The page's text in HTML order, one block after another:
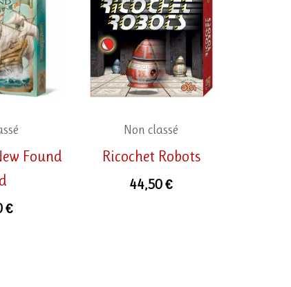
Found
€
Non classé
Ricochet Robots
44,50€